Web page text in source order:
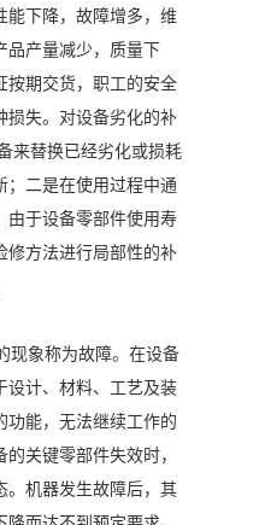
能下降，故障增多，维
品产量减少，质量下
按期交货，职工的安全
损失。对设备劣化的补
来替换已经劣化或损耗
；二是在使用过程中通
由于设备零部件使用寿
修方法进行局部性的补
象称为故障。在设备
设计、材料、工艺及装
功能，无法继续工作的
关键零部件失效时，
。机器发生故障后，其